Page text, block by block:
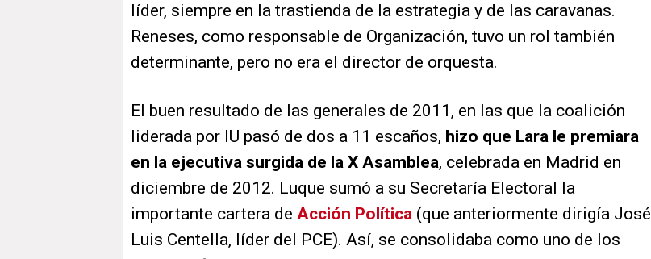
líder, siempre en la trastienda de la estrategia y de las caravanas.
Reneses, como responsable de Organización, tuvo un rol también
determinante, pero no era el director de orquesta.
El buen resultado de las generales de 2011, en las que la coalición
liderada por IU pasó de dos a 11 escaños, hizo que Lara le premiara
en la ejecutiva surgida de la X Asamblea, celebrada en Madrid en
diciembre de 2012. Luque sumó a su Secretaría Electoral la
importante cartera de Acción Política (que anteriormente dirigía José
Luis Centella, líder del PCE). Así, se consolidaba como uno de los